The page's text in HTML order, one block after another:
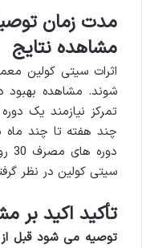
مدت زمان
مشاهده نتایج
اثرات سیتی کولین
شوند. مشاهده بهبود
تمرکز نیازمند یک
چند هفته تا چند ماه
سیتی کولین در نظر
تأکید اکید بر